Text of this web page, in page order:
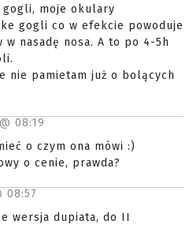
moje okulary
gogli co w efekcie powoduje
w nasadę nosa. A to po 4-5h
nie pamietam już o bolących
08:19
o czym ona mówi :)
o cenie, prawda?
08:57
wersja dupiata, do II